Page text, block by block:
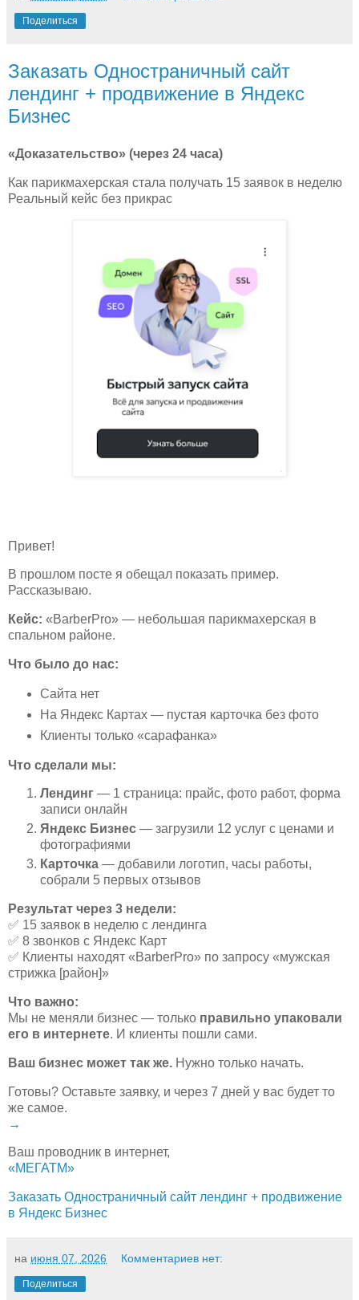
Поделиться
Заказать Одностраничный сайт
лендинг + продвижение в Яндекс
Бизнес
«Доказательство» (через 24 часа)
Как парикмахерская стала получать 15 заявок в неделю
Реальный кейс без прикрас
Привет!
В прошлом посте я обещал показать пример.
Рассказываю.
Кейс: «BarberPro» — небольшая парикмахерская в
спальном районе.
Что было до нас:
Сайта нет
На Яндекс Картах — пустая карточка без фото
Клиенты только «сарафанка»
Что сделали мы:
Лендинг — 1 страница: прайс, фото работ, форма
записи онлайн
Яндекс Бизнес — загрузили 12 услуг с ценами и
фотографиями
Карточка — добавили логотип, часы работы,
собрали 5 первых отзывов
Результат через 3 недели:
✅ 15 заявок в неделю с лендинга
✅ 8 звонков с Яндекс Карт
✅ Клиенты находят «BarberPro» по запросу «мужская
стрижка [район]»
Что важно:
Мы не меняли бизнес — только правильно упаковали
его в интернете. И клиенты пошли сами.
Ваш бизнес может так же. Нужно только начать.
Готовы? Оставьте заявку, и через 7 дней у вас будет то
же самое.
→
Ваш проводник в интернет,
«МЕГАТМ»
Заказать Одностраничный сайт лендинг + продвижение
в Яндекс Бизнес
на июня 07, 2026 Комментариев нет:
Поделиться